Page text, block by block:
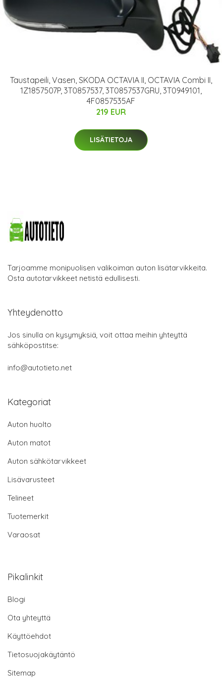
Taustapeili, Vasen, SKODA OCTAVIA II, OCTAVIA Combi II,
1Z1857507P, 3T0857537, 3T0857537GRU, 3T0949101,
4F0857535AF
219 EUR
LISÄTIETOJA
Tarjoamme monipuolisen valikoiman auton lisätarvikkeita.
Osta autotarvikkeet netistä edullisesti.
Yhteydenotto
Jos sinulla on kysymyksiä, voit ottaa meihin yhteyttä
sähköpostitse:
info@autotieto.net
Kategoriat
Auton huolto
Auton matot
Auton sähkötarvikkeet
Lisävarusteet
Telineet
Tuotemerkit
Varaosat
Pikalinkit
Blogi
Ota yhteyttä
Käyttöehdot
Tietosuojakäytäntö
Sitemap